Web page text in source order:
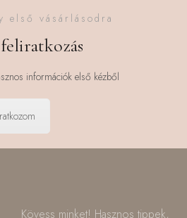
első vásárlásodra
információk első kézből
Kövess minket! Hasznos tippek,